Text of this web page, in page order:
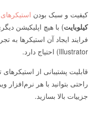
کیفیت و سبک بودن
کیلوبایت) با هیچ اپلیکیشن
Illustrator) احتیاج دارد.
قابلیت پشتیبانی از استیکرهای
راحتی بتوانید با هر
جزییات بالا بسازید.